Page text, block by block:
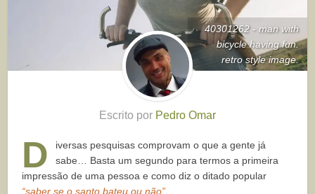
40301262 - man with
bicycle having fun.
retro style image.
Escrito por Pedro Omar
D
iversas pesquisas comprovam o que a gente já
sabe… Basta um segundo para termos a primeira
impressão de uma pessoa e como diz o ditado popular
“saber se o santo bateu ou não”